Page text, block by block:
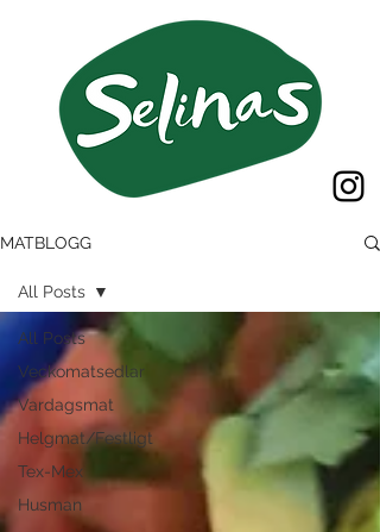
MATBLOGG
All Posts
Veckomatsedlar
Vardagsmat
Helgmat/Festligt
Tex-Mex
Husman
All Posts